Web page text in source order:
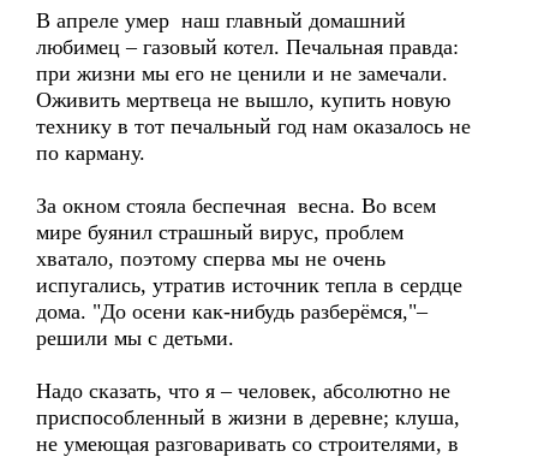
В апреле умер наш главный домашний
любимец – газовый котел. Печальная правда:
при жизни мы его не ценили и не замечали.
Оживить мертвеца не вышло, купить новую
технику в тот печальный год нам оказалось не
по карману.
За окном стояла беспечная весна. Во всем
мире буянил страшный вирус, проблем
хватало, поэтому сперва мы не очень
испугались, утратив источник тепла в сердце
дома. "До осени как-нибудь разберёмся,"–
решили мы с детьми.
Надо сказать, что я – человек, абсолютно не
приспособленный в жизни в деревне; клуша,
не умеющая разговаривать со строителями, в